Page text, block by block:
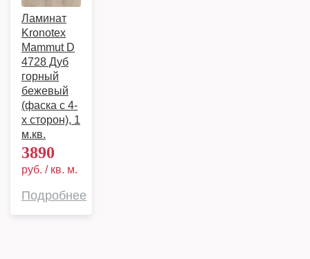
Ламинат
Kronotex
Mammut D
4728 Дуб
горный
бежевый
(фаска с 4-
х сторон), 1
м.кв.
3890
руб. / кв. м.
Подробнее